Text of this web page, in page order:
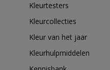
Kleurtesters
Kleurcollecties
Kleur van het jaar
Kleurhulpmiddelen